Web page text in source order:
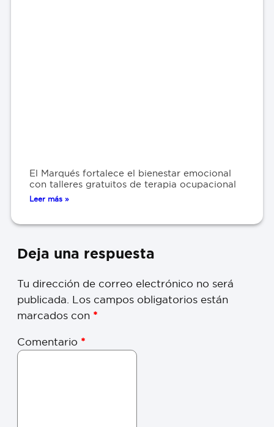
El Marqués fortalece el bienestar emocional
con talleres gratuitos de terapia ocupacional
Leer más »
Deja una respuesta
Tu dirección de correo electrónico no será
publicada. Los campos obligatorios están
marcados con *
Comentario *